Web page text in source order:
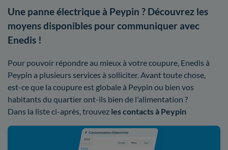
Une panne électrique à Peypin ? Découvrez les
moyens disponibles pour communiquer avec
Enedis !
Pour pouvoir répondre au mieux à votre coupure, Enedis à
Peypin a plusieurs services à solliciter. Avant toute chose,
est-ce que la coupure est globale à Peypin ou bien vos
habitants du quartier ont-ils bien de l'alimentation ?
Dans la liste ci-après, trouvez les contacts à Peypin